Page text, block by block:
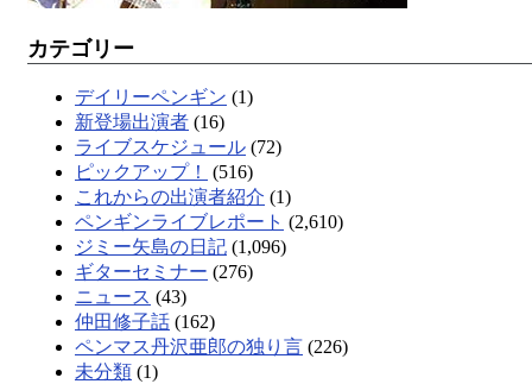
カテゴリー
デイリーペンギン (1)
新登場出演者 (16)
ライブスケジュール (72)
ピックアップ！
(516)
これからの出演者紹介 (1)
ペンギンライブレポート (2,610)
ジミー矢島の日記 (1,096)
ギターセミナー (276)
ニュース (43)
仲田修子話 (162)
ペンマス丹沢亜郎の独り言 (226)
未分類 (1)